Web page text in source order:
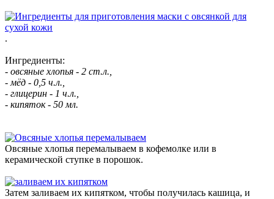
.
Ингредиенты:
- овсяные хлопья - 2 ст.л.,
- мёд - 0,5 ч.л.,
- глицерин - 1 ч.л.,
- кипяток - 50 мл.
Овсяные хлопья перемалываем в кофемолке или в
керамической ступке в порошок.
Затем заливаем их кипятком, чтобы получилась кашица, и